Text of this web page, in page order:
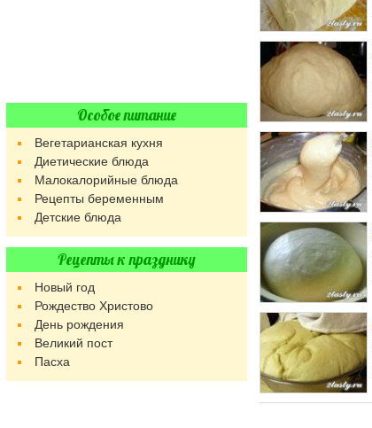
Особое питание
Вегетарианская кухня
Диетические блюда
Малокалорийные блюда
Рецепты беременным
Детские блюда
Рецепты к празднику
Новый год
Рождество Христово
День рождения
Великий пост
Пасха